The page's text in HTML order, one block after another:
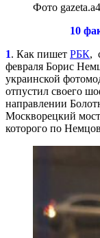
Фото
10
1. Как пишет РБК,
февраля Борис
украинской
отпустил своего
направлении
Москворецкий
которого по